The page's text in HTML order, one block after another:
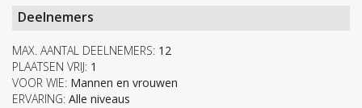
Deelnemers
MAX. AANTAL DEELNEMERS: 12
PLAATSEN VRIJ: 1
VOOR WIE: Mannen en vrouwen
ERVARING: Alle niveaus